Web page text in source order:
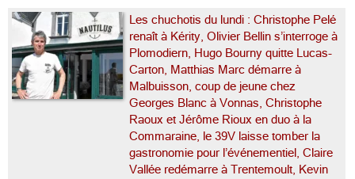
Les chuchotis du lundi : Christophe Pelé
renaît à Kérity, Olivier Bellin s’interroge à
Plomodiern, Hugo Bourny quitte Lucas-
Carton, Matthias Marc démarre à
Malbuisson, coup de jeune chez
Georges Blanc à Vonnas, Christophe
Raoux et Jérôme Rioux en duo à la
Commaraine, le 39V laisse tomber la
gastronomie pour l’événementiel, Claire
Vallée redémarre à Trentemoult, Kevin